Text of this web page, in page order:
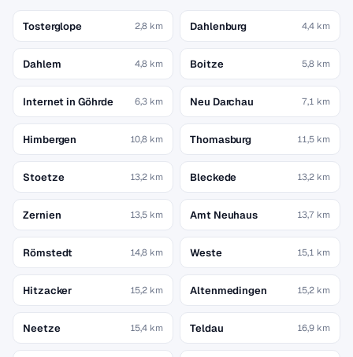
Tosterglope 2,8 km Dahlenburg 4,4 km
Dahlem 4,8 km Boitze 5,8 km
Internet in Göhrde 6,3 km Neu Darchau 7,1 km
Himbergen 10,8 km Thomasburg 11,5 km
Stoetze 13,2 km Bleckede 13,2 km
Zernien 13,5 km Amt Neuhaus 13,7 km
Römstedt 14,8 km Weste 15,1 km
Hitzacker 15,2 km Altenmedingen 15,2 km
Neetze 15,4 km Teldau 16,9 km